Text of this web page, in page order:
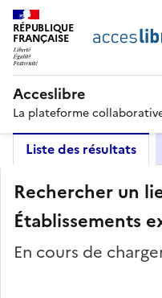
RÉPUBLIQUE
FRANÇAISE
Acceslibre
La plateforme
Liste des résultats
Rechercher un
Établissements
En cours de